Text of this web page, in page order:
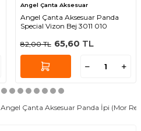
Angel Çanta Aksesuar
Angel Çanta Aksesuar Panda
Special Vizon Bej 3011 010
82,00TL 65,60 TL
Angel Çanta Aksesuar Panda İpi (Mor